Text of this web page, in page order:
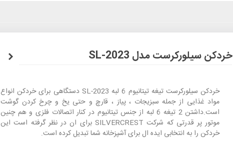
خردکن سیلورکرست مدل SL-2023
خردکن سیلورکرست تیغه تیتانیوم 6 لبه SL-2023 دستگاهی برای خردکن انواع
مواد غذایی از جمله سبزیجات ، پیاز ، قارچ و حتی یخ و چرخ کردن گوشت
است.داشتن 2 تیغه 6 لبه از جنس تیتانیوم در کنار اتصالات فلزی و هم چنین
موتور پر قدرتی که شرکت SILVERCREST برای ان در نظر گرفته است این
خردکن را به انتخابی ایده ال برای آشپزخانه شما تبدیل کرده است.